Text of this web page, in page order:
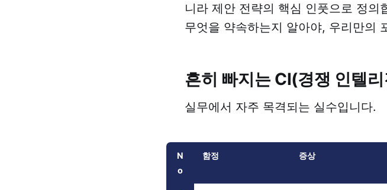
니라 제안 전략의 핵심 인풋으로 정
무엇을 약속하는지 알아야, 우리만의
흔히 빠지는 CI(경쟁 인텔
실무에서 자주 목격되는 실수입니다.
N
o
함정 증상